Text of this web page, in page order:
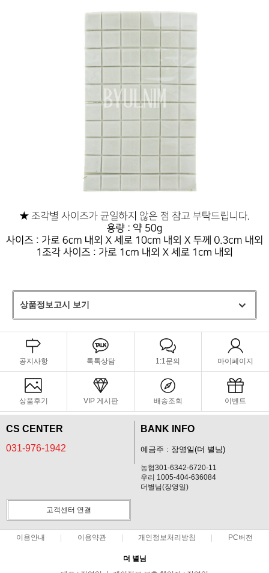
상품정보고시 보기
공지사항 톡톡상담 1:1문의 마이페이지
상품후기 VIP 게시판 배송조회 이벤트
CS CENTER
031-976-1942
BANK INFO
예금주 : 장영일(더 별님)
농협301-6342-6720-11
우리 1005-404-636084
더별님(장영일)
고객센터 연결
이용안내 이용약관 개인정보처리방침 PC버전
더 별님